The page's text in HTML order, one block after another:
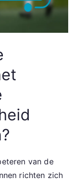
van de
richten zich